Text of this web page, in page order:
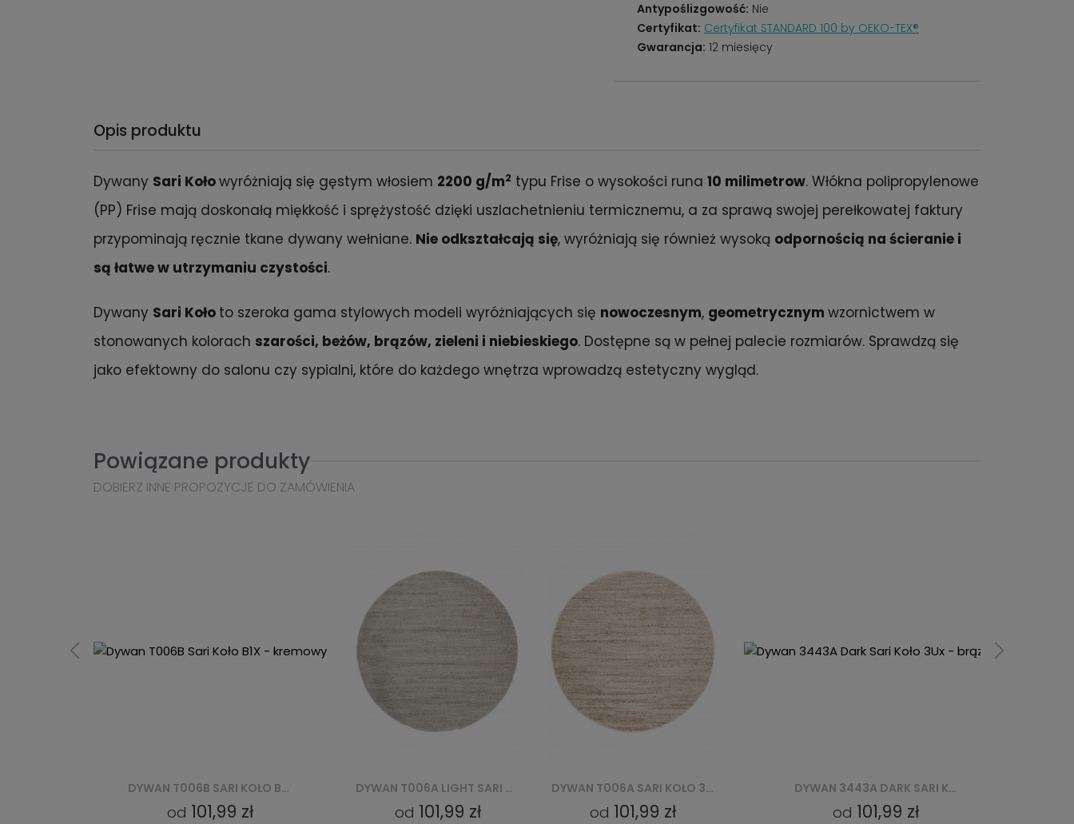
Antypoślizgowość: Nie
Certyfikat: Certyfikat STANDARD 100 by OEKO-TEX®
Gwarancja: 12 miesięcy
Opis produktu
Dywany Sari Kołowyróżniają się gęstym włosiem 2200 g/m2 typu Frise o wysokości runa 10 milimetrow. Włókna polipropylenowe
(PP) Frise mają doskonałą miękkość i sprężystość dzięki uszlachetnieniu termicznemu, a za sprawą swojej perełkowatej faktury
przypominają ręcznie tkane dywany wełniane. Nie odkształcają się, wyróżniają się również wysoką odpornością na ścieranie i
są łatwe w utrzymaniu czystości.
Dywany Sari Koło to szeroka gama stylowych modeli wyróżniających się nowoczesnym, geometrycznym wzornictwem w
stonowanych kolorach szarości, beżów, brązów, zieleni i niebieskiego. Dostępne są w pełnej palecie rozmiarów. Sprawdzą się
jako efektowny do salonu czy sypialni, które do każdego wnętrza wprowadzą estetyczny wygląd.
Powiązane produkty
DOBIERZ INNE PROPOZYCJE DO ZAMÓWIENIA
DYWAN T006B SARI KOŁO B1X - KREMOWY
od 101,99 zł
DYWAN T006A LIGHT SARI KOŁO B1X - SZARY
od 101,99 zł
DYWAN T006A SARI KOŁO 3UX - KREMOWY
od 101,99 zł
DYWAN 3443A DARK SARI KOŁO 3UX - BRĄZOWY
od 101,99 zł